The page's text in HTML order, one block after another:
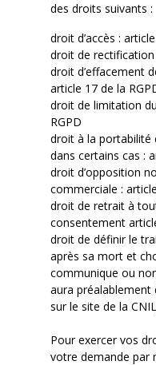
des droits suivants :
droit d’accès :
droit de rectification
droit d’effacement
article 17 de la
droit de limitation
RGPD
droit à la portabilité
dans certains cas :
droit d’opposition
commerciale :
droit de retrait à
consentement
droit de définir le
après sa mort et
communique ou
aura préalablement
sur le site de la
Pour exercer vos
votre demande par